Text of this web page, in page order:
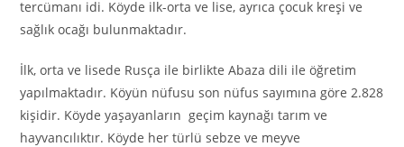
tercümanı idi. Köyde ilk-orta ve lise, ayrıca çocuk kreşi ve
sağlık ocağı bulunmaktadır.
İlk, orta ve lisede Rusça ile birlikte Abaza dili ile öğretim
yapılmaktadır. Köyün nüfusu son nüfus sayımına göre 2.828
kişidir. Köyde yaşayanların geçim kaynağı tarım ve
hayvancılıktır. Köyde her türlü sebze ve meyve